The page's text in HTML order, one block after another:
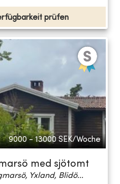
prüfen
9000 - 13000 SEK/Woche
med sjötomt
Yxland, Blidö...